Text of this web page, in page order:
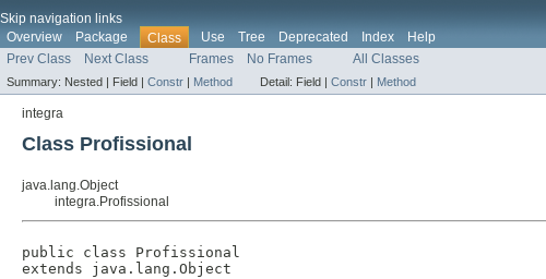
Skip navigation links
Overview
Package Class Use Tree Deprecated Index
Help
Prev Class
Next Class Frames No Frames All Classes
Summary: Nested | Field | Constr | Method Detail: Field | Constr | Method
integra
Class Profissional
java.lang.Object
integra.Profissional
public class Profissional
extends java.lang.Object